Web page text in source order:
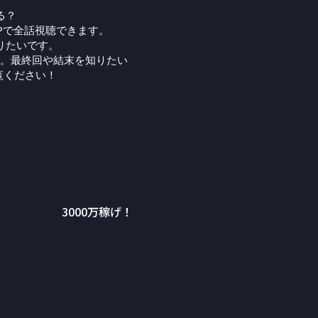
？
全話視聴できます。
いです。
最終回や結末を知りたい
ださい！
3000万稼げ！